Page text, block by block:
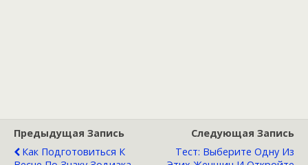
Предыдущая Запись
Как Подготовиться К
Следующая Запись
Тест: Выберите Одну Из